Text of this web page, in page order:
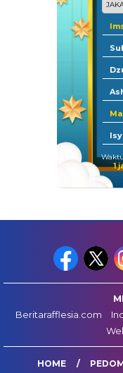
1
Beritarafflesia.com
HOME